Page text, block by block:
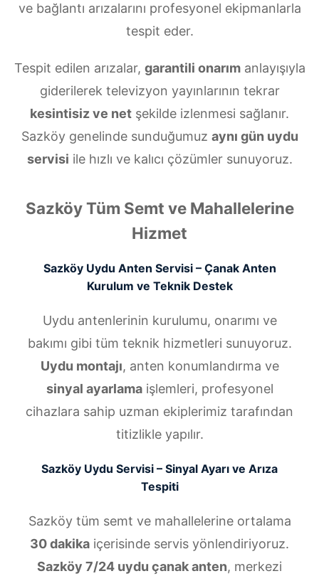
ve bağlantı arızalarını profesyonel ekipmanlarla
tespit eder.
Tespit edilen arızalar, garantili onarımanlayışıyla
giderilerek televizyon yayınlarının tekrar
kesintisiz ve net şekilde izlenmesi sağlanır.
Sazköy genelinde sunduğumuz aynı gün uydu
servisi ile hızlı ve kalıcı çözümler sunuyoruz.
Sazköy Tüm Semt ve Mahallelerine
Hizmet
Sazköy Uydu Anten Servisi – Çanak Anten
Kurulum ve Teknik Destek
Uydu antenlerinin kurulumu, onarımı ve
bakımı gibi tüm teknik hizmetleri sunuyoruz.
Uydu montajı, anten konumlandırma ve
sinyal ayarlamaişlemleri, profesyonel
cihazlara sahip uzman ekiplerimiz tarafından
titizlikle yapılır.
Sazköy Uydu Servisi – Sinyal Ayarı ve Arıza
Tespiti
Sazköy tüm semt ve mahallelerine ortalama
30 dakika içerisinde servis yönlendiriyoruz.
Sazköy 7/24 uydu çanak anten, merkezi